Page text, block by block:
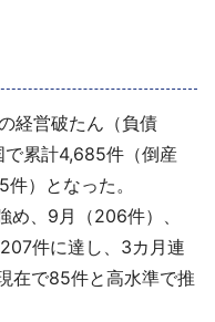
経営破たん（負債
累計4,685件（倒産
）となった。
、9月（206件）、
件に達し、3カ月連
在で85件と高水準で推